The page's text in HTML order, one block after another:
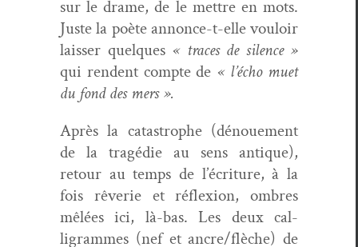
sur le drame, de le met­tre en mots.
Juste la poète annonce-t-elle vouloir
laiss­er quelques « traces de silence »
qui ren­dent compte de « l’écho muet
du fond des mers ».
Après la cat­a­stro­phe (dénoue­ment
de la tragédie au sens antique),
retour au temps de l’écriture, à la
fois rêver­ie et réflex­ion, ombres
mêlées ici, là-bas. Les deux cal­
ligrammes (nef et ancre/flèche) de